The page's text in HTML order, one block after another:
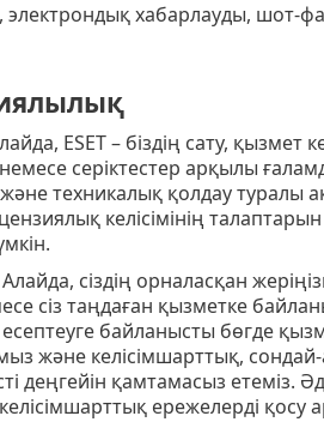
электрондық хабарлауды, шот-
ESET – біздің сату, қызмет
серіктестер арқылы
техникалық қолдау туралы
келісімінің
сіздің орналасқан
сіз таңдаған қызметке
байланысты бөгде
және келісімшарттық,
қамтамасыз етеміз.
ережелерді қосу